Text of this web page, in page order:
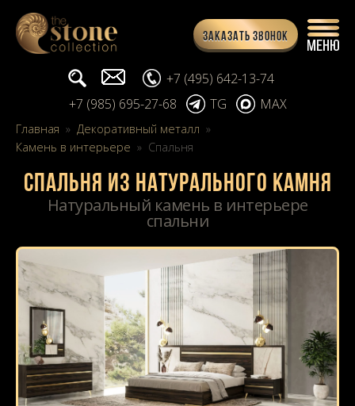
Заказать звонок
Поиск... info@stone-collection.ru
+7 (495) 642-13-74
+7 (985) 695-27-68
TG MAX
Главная » Декоративный металл »
Камень в интерьере » Спальня
Спальня из натурального камня
Натуральный камень в интерьере
спальни